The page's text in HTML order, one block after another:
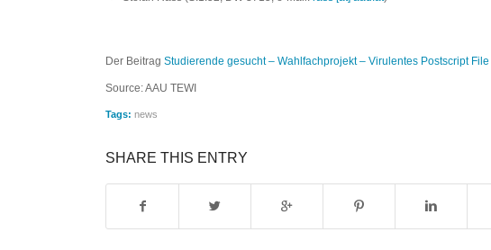
Der BeitragStudierende gesucht – Wahlfachprojekt – Virulentes Postscript File
Source: AAU TEWI
Tags: news
SHARE THIS ENTRY